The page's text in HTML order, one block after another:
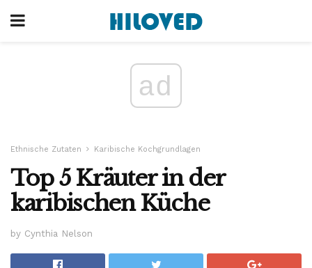
ad
Ethnische Zutaten Karibische Kochgrundlagen
Top 5 Kräuter in der
karibischen Küche
by Cynthia Nelson